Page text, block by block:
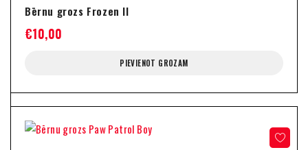
Bērnu grozs Frozen II
€10,00
PIEVIENOT GROZAM